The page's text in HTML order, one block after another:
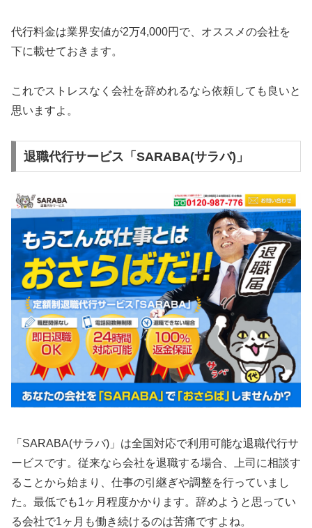
代行料金は業界安値が2万4,000円で、オススメの会社を
下に載せておきます。
これでストレスなく会社を辞めれるなら依頼しても良いと
思いますよ。
退職代行サービス「SARABA(サラバ)」
「SARABA(サラバ)」は全国対応で利用可能な退職代行サ
ービスです。従来なら会社を退職する場合、上司に相談す
ることから始まり、仕事の引継ぎや調整を行っていまし
た。最低でも1ヶ月程度かかります。辞めようと思ってい
る会社で1ヶ月も働き続けるのは苦痛ですよね。